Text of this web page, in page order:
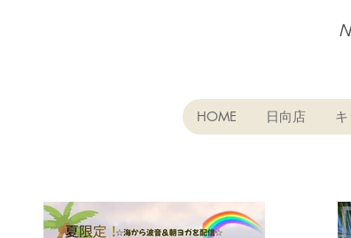
HOME 日向店